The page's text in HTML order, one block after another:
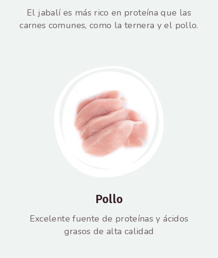
El jabalí es más rico en proteína que las
carnes comunes, como la ternera y el pollo.
Pollo
Excelente fuente de proteínas y ácidos
grasos de alta calidad